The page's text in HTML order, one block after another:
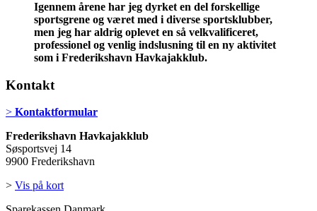
Igennem årene har jeg dyrket en del forskellige
sportsgrene og været med i diverse sportsklubber,
men jeg har aldrig oplevet en så velkvalificeret,
professionel og venlig indslusning til en ny aktivitet
som i Frederikshavn Havkajakklub.
Kontakt
> Kontaktformular
Frederikshavn Havkajakklub
Søsportsvej 14
9900 Frederikshavn
> Vis på kort